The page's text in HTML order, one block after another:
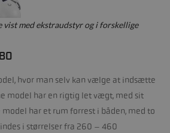
med ekstraudstyr og i forskellige
hvor man selv kan vælge at indsætte
model har en rigtig let vægt, med sit
har et rum forrest i båden, med to
i størrelser fra 260 – 460